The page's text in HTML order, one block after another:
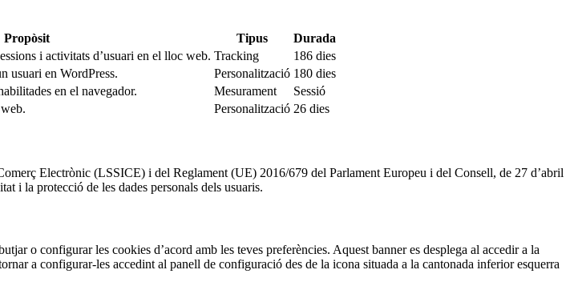
Propòsit Tipus
Durada
i activitats d’usuari en el lloc web. Tracking
186 dies
usuari en WordPress. Personalització 180 dies
en el navegador. Mesurament
Sessió
Personalització 26 dies
Electrònic (LSSICE) i del Reglament (UE) 2016/679 del Parlament Europeu i del Consell, de 27 d’abril
i la protecció de les dades personals dels usuaris.
o configurar les cookies d’acord amb les teves preferències. Aquest banner es desplega al accedir a la
a configurar-les accedint al panell de configuració des de la icona situada a la cantonada inferior esquerra